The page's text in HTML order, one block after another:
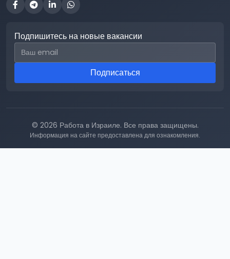
Подпишитесь на новые вакансии
Email для подписки
Подписаться
© 2026 Работа в Израиле. Все права защищены.
Информация на сайте предоставлена для ознакомления.